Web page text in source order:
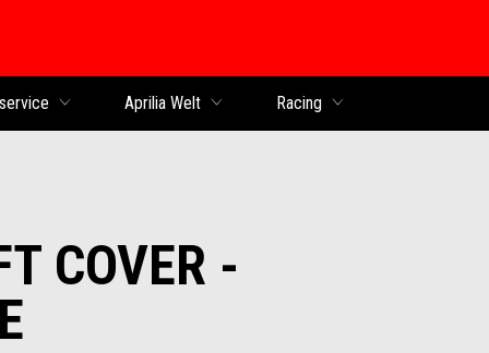
Aprilia Welt Racing
COVER -